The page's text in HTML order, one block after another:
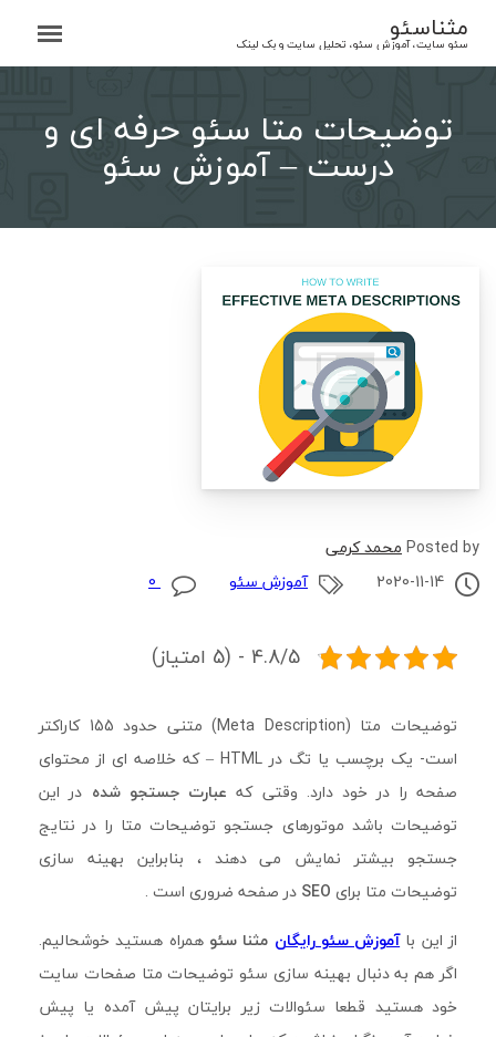
content
مثناسئو
سئو سایت، آموزش سئو، تحلیل سایت و بک لینک
توضیحات متا سئو حرفه ای و
درست – آموزش سئو
Posted byمحمد کرمی
2020-11-14
آموزش سئو 0
4.8/5 - (5 امتیاز)
توضیحات متا (Meta Description) متنی حدود 155 کاراکتر
است- یک برچسب یا تگ در HTML – که خلاصه ای از محتوای
صفحه را در خود دارد. وقتی که عبارت جستجو شده در این
توضیحات باشد موتورهای جستجو توضیحات متا را در نتایج
جستجو بیشتر نمایش می دهند ، بنابراین بهینه سازی
توضیحات متا برای SEO در صفحه ضروری است .
از این باآموزش سئو رایگان مثنا سئو همراه هستید خوشحالیم.
اگر هم به دنبال بهینه سازی سئو توضیحات متا صفحات سایت
خود هستید قطعا سئوالات زیر برایتان پیش آمده یا پیش